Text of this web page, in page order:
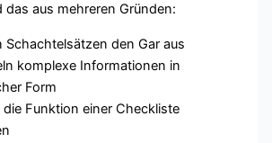
das aus mehreren Gründen:
Schachtelsätzen den Gar aus
komplexe Informationen in
Form
Funktion einer Checkliste